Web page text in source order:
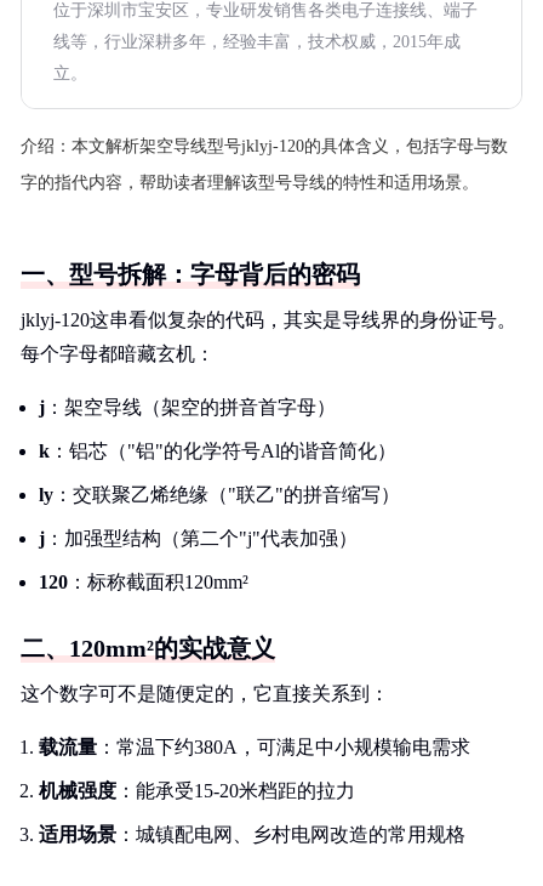
位于深圳市宝安区，专业研发销售各类电子连接线、端子
线等，行业深耕多年，经验丰富，技术权威，2015年成
立。
介绍： 本文解析架空导线型号jklyj-120的具体含义，包括字母与数
字的指代内容，帮助读者理解该型号导线的特性和适用场景。
一、型号拆解：字母背后的密码
jklyj-120这串看似复杂的代码，其实是导线界的身份证号。
每个字母都暗藏玄机：
j ：架空导线（架空的拼音首字母）
k ：铝芯（"铝"的化学符号Al的谐音简化）
ly ：交联聚乙烯绝缘（"联乙"的拼音缩写）
j ：加强型结构（第二个"j"代表加强）
120 ：标称截面积120mm²
二、120mm²的实战意义
这个数字可不是随便定的，它直接关系到：
载流量 ：常温下约380A，可满足中小规模输电需求
机械强度 ：能承受15-20米档距的拉力
适用场景 ：城镇配电网、乡村电网改造的常用规格